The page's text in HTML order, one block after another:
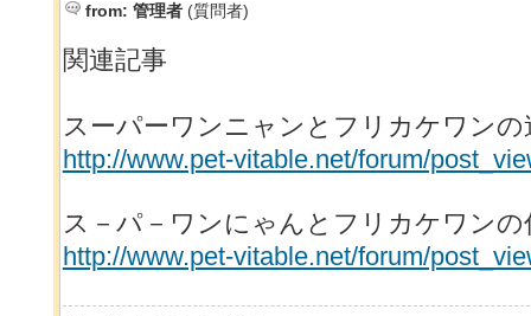
from: 管理者(質問者)
関連記事
スーパーワンニャンとフリカケワンの
http://www.pet-vitable.net/forum/
ス－パ－ワンにゃんとフリカケワン
http://www.pet-vitable.net/forum/